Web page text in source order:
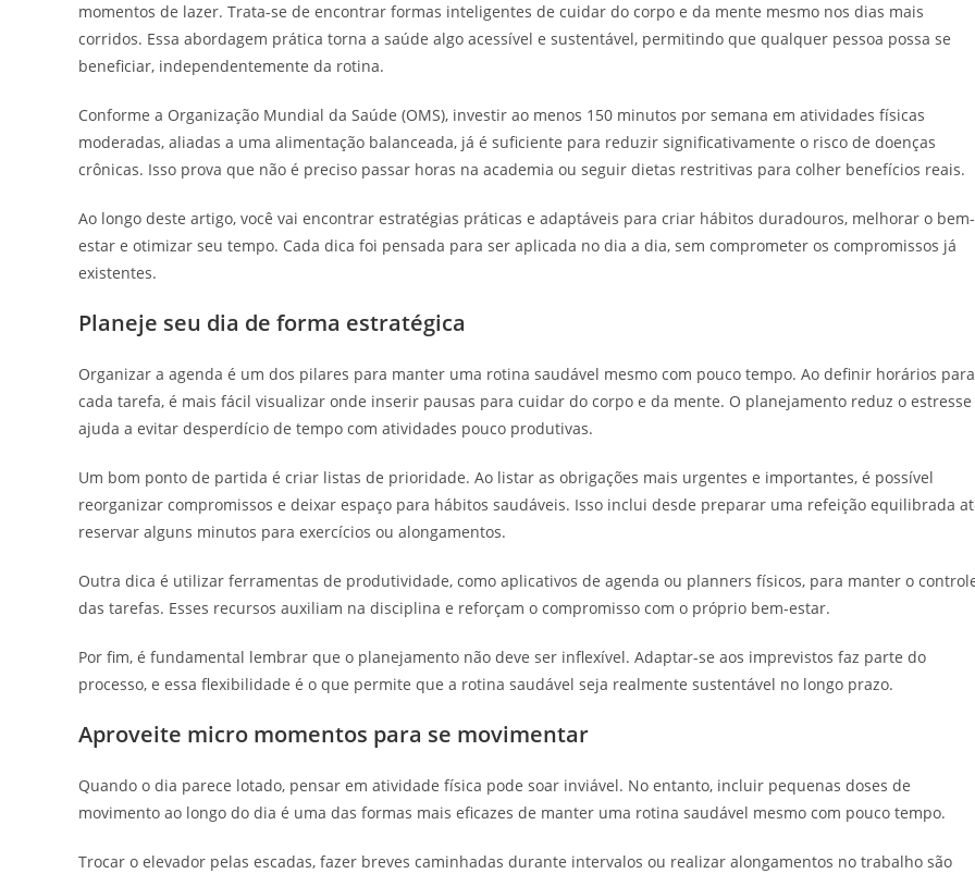
momentos de lazer. Trata-se de encontrar formas inteligentes de cuidar do corpo e da mente mesmo nos dias mais
corridos. Essa abordagem prática torna a saúde algo acessível e sustentável, permitindo que qualquer pessoa possa se
beneficiar, independentemente da rotina.
Conforme a Organização Mundial da Saúde (OMS), investir ao menos 150 minutos por semana em atividades físicas
moderadas, aliadas a uma alimentação balanceada, já é suficiente para reduzir significativamente o risco de doenças
crônicas. Isso prova que não é preciso passar horas na academia ou seguir dietas restritivas para colher benefícios reais.
Ao longo deste artigo, você vai encontrar estratégias práticas e adaptáveis para criar hábitos duradouros, melhorar o bem-
estar e otimizar seu tempo. Cada dica foi pensada para ser aplicada no dia a dia, sem comprometer os compromissos já
existentes.
Planeje seu dia de forma estratégica
Organizar a agenda é um dos pilares para manter uma rotina saudável mesmo com pouco tempo. Ao definir horários para
cada tarefa, é mais fácil visualizar onde inserir pausas para cuidar do corpo e da mente. O planejamento reduz o estresse
ajuda a evitar desperdício de tempo com atividades pouco produtivas.
Um bom ponto de partida é criar listas de prioridade. Ao listar as obrigações mais urgentes e importantes, é possível
reorganizar compromissos e deixar espaço para hábitos saudáveis. Isso inclui desde preparar uma refeição equilibrada
reservar alguns minutos para exercícios ou alongamentos.
Outra dica é utilizar ferramentas de produtividade, como aplicativos de agenda ou planners físicos, para manter o
das tarefas. Esses recursos auxiliam na disciplina e reforçam o compromisso com o próprio bem-estar.
Por fim, é fundamental lembrar que o planejamento não deve ser inflexível. Adaptar-se aos imprevistos faz parte do
processo, e essa flexibilidade é o que permite que a rotina saudável seja realmente sustentável no longo prazo.
Aproveite micro momentos para se movimentar
Quando o dia parece lotado, pensar em atividade física pode soar inviável. No entanto, incluir pequenas doses de
movimento ao longo do dia é uma das formas mais eficazes de manter uma rotina saudável mesmo com pouco tempo.
Trocar o elevador pelas escadas, fazer breves caminhadas durante intervalos ou realizar alongamentos no trabalho são